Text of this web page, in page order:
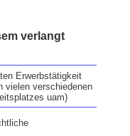
verlangt
Erwerbstätigkeit
vielen verschiedenen
uam)